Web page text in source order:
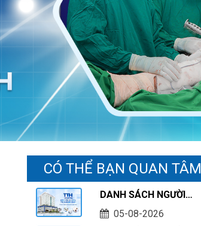
CÓ THỂ BẠN QUAN TÂM
DANH SÁCH NGƯỜI
HOÀN THÀNH THỰC
05-08-2026